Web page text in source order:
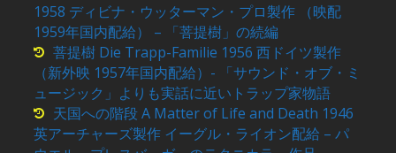
1958 ディビナ・ウッターマン・プロ製作 （映配
1959年国内配給） – 「菩提樹」の続編
菩提樹 Die Trapp-Familie 1956 西ドイツ製作
（新外映 1957年国内配給）- 「サウンド・オブ・ミ
ュージック」よりも実話に近いトラップ家物語
天国への階段 A Matter of Life and Death 1946
英アーチャーズ製作 イーグル・ライオン配給 – パ